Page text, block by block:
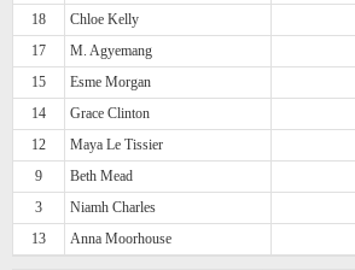
18
Chloe Kelly
17
M. Agyemang
15
Esme Morgan
14
Grace Clinton
12
Maya Le Tissier
9
Beth Mead
3
Niamh Charles
13
Anna Moorhouse